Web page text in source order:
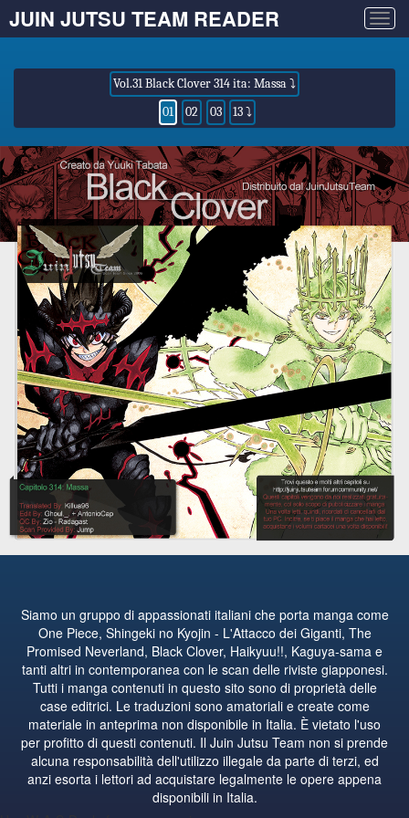
JUIN JUTSU TEAM READER
Vol.31 Black Clover 314 ita: Massa ⤵
01
02 03 13 ⤵
Siamo un gruppo di appassionati italiani che porta manga come
One Piece, Shingeki no Kyojin - L'Attacco dei Giganti, The
Promised Neverland, Black Clover, Haikyuu!!, Kaguya-sama e
tanti altri in contemporanea con le scan delle riviste giapponesi.
Tutti i manga contenuti in questo sito sono di proprietà delle
case editrici. Le traduzioni sono amatoriali e create come
materiale in anteprima non disponibile in Italia. È vietato l'uso
per profitto di questi contenuti. Il Juin Jutsu Team non si prende
alcuna responsabilità dell'utilizzo illegale da parte di terzi, ed
anzi esorta i lettori ad acquistare legalmente le opere appena
disponibili in Italia.